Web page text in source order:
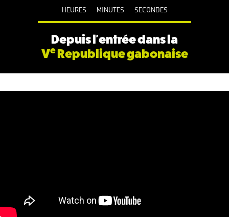
HEURES MINUTES SECONDES
Depuis l'entrée dans la
VeRepublique gabonaise